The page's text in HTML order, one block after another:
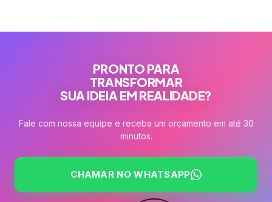
PRONTO PARA
TRANSFORMAR
SUA IDEIA EM REALIDADE?
Fale com nossa equipe e receba um orçamento em até 30
minutos.
CHAMAR NO WHATSAPP